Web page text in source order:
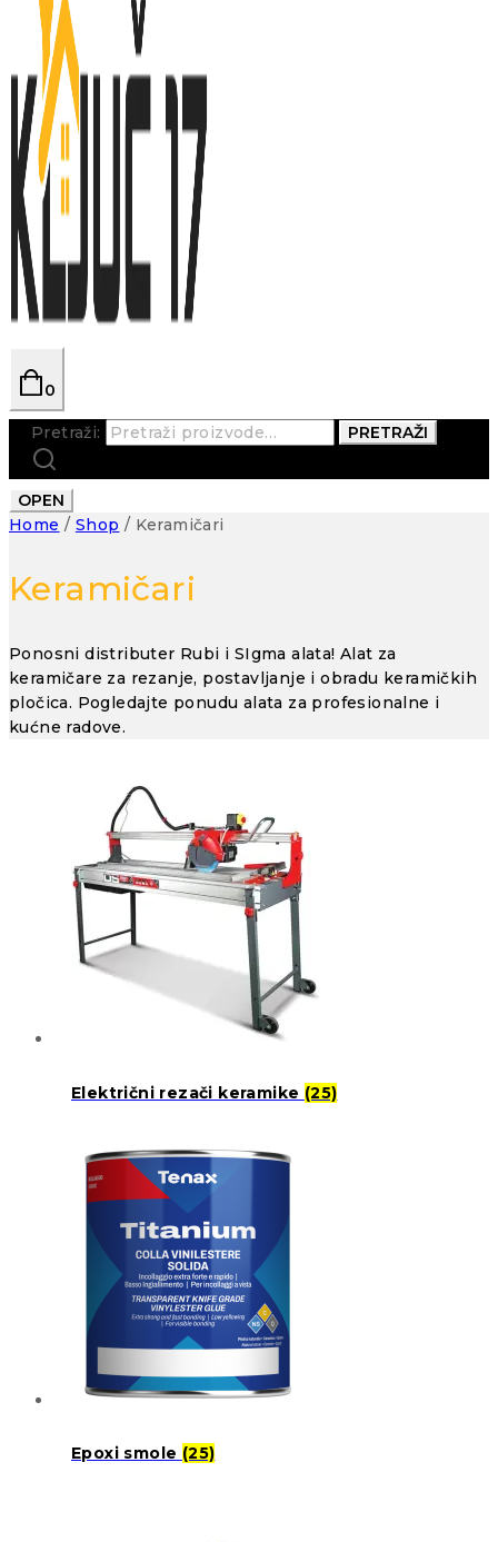
0
Pretraži: PRETRAŽI
OPEN
Home / Shop / Keramičari
Keramičari
Ponosni distributer Rubi i SIgma alata! Alat za
keramičare za rezanje, postavljanje i obradu keramičkih
pločica. Pogledajte ponudu alata za profesionalne i
kućne radove.
Električni rezači keramike (25)
Epoxi smole (25)